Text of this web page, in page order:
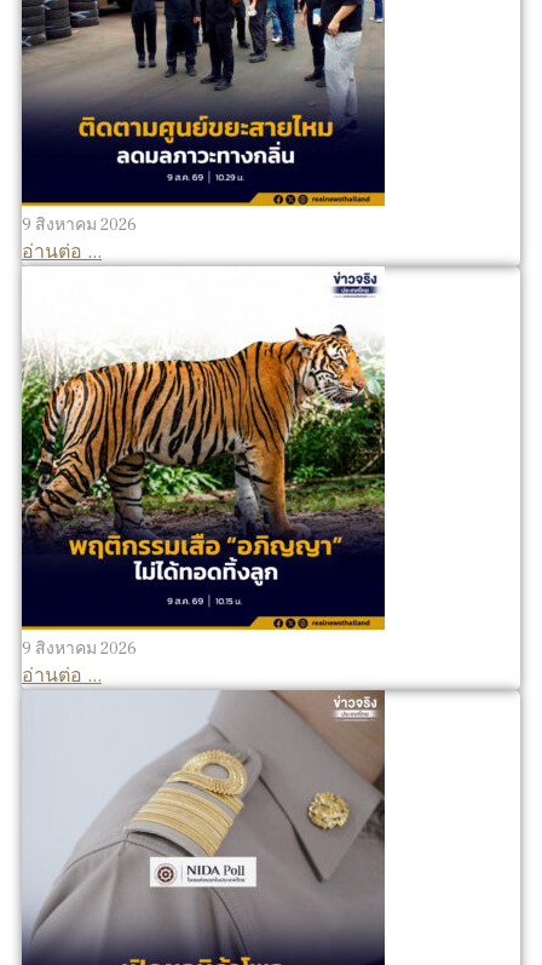
9 สิงหาคม 2026
อ่านต่อ ...
9 สิงหาคม 2026
อ่านต่อ ...